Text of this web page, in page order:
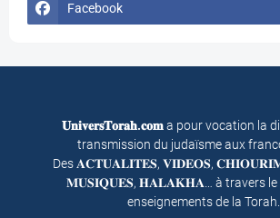
Facebook
𝐔𝐧𝐢𝐯𝐞𝐫𝐬𝐓𝐨𝐫𝐚𝐡.𝐜𝐨𝐦a pour vocation la
transmission du judaïsme aux
Des 𝐀𝐂𝐓𝐔𝐀𝐋𝐈𝐓𝐄𝐒, 𝐕𝐈𝐃𝐄𝐎𝐒,
𝐌𝐔𝐒𝐈𝐐𝐔𝐄𝐒, 𝐇𝐀𝐋𝐀𝐊𝐇𝐀… à travers le
enseignements de la Torah.